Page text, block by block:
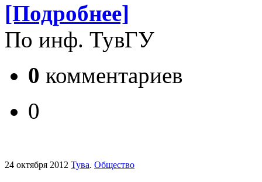
[Подробнее]
По инф. ТувГУ
0 комментариев
0
24 октября 2012 Тува. Общество